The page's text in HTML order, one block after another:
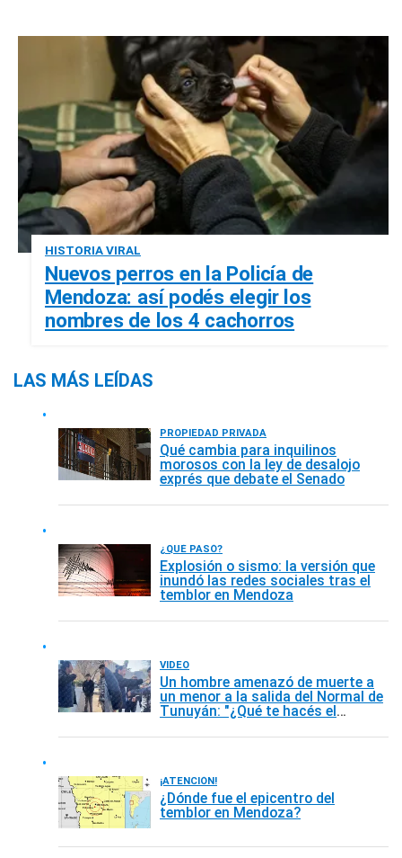
HISTORIA VIRAL
Nuevos perros en la Policía de
Mendoza: así podés elegir los
nombres de los 4 cachorros
LAS MÁS LEÍDAS
PROPIEDAD PRIVADA
Qué cambia para inquilinos
morosos con la ley de desalojo
exprés que debate el Senado
¿QUÉ PASÓ?
Explosión o sismo: la versión que
inundó las redes sociales tras el
temblor en Mendoza
VIDEO
Un hombre amenazó de muerte a
un menor a la salida del Normal de
Tunuyán: "¿Qué te hacés el
¡ATENCIÓN!
¿Dónde fue el epicentro del
temblor en Mendoza?